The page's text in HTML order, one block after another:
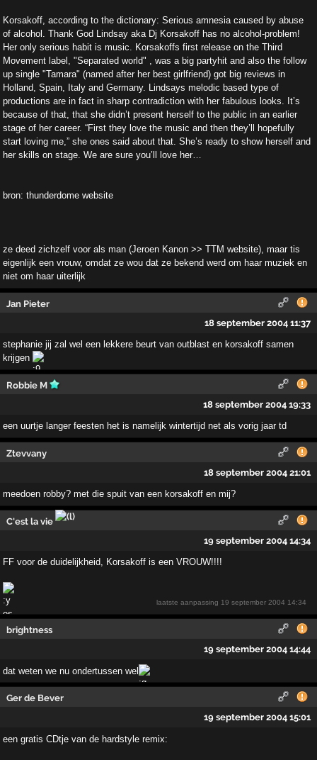
Korsakoff, according to the dictionary: Serious amnesia caused by abuse
of alcohol. Thank God Lindsay aka Dj Korsakoff has no alcohol-problem!
Her only serious habit is music. Korsakoffs first release on the Third
Movement label, "Separated world" , was a big partyhit and also the follow
up single "Tamara" (named after her best girlfriend) got big reviews in
Holland, Spain, Italy and Germany. Lindsays melodic based type of
productions are in fact in sharp contradiction with her fabulous looks. It’s
because of that, that she didn’t present herself to the public in an earlier
stage of her career. “First they love the music and then they’ll hopefully
start loving me,” she ones said about that. She’s ready to show herself and
her skills on stage. We are sure you’ll love her…
bron: thunderdome website
ze deed zichzelf voor als man (Jeroen Kanon >> TTM website), maar tis
eigenlijk een vrouw, omdat ze wou dat ze bekend werd om haar muziek en
niet om haar uiterlijk
Jan Pieter
18 september 2004 11:37
stephanie jij zal wel een lekkere beurt van outblast en korsakoff samen
krijgen
Robbie M
18 september 2004 19:33
een uurtje langer feesten het is namelijk wintertijd net als vorig jaar td
Ztevvany
18 september 2004 21:01
meedoen robby? met die spuit van een korsakoff en mij?
C'est la vie
19 september 2004 14:34
FF voor de duidelijkheid, Korsakoff is een VROUW!!!!
laatste aanpassing 19 september 2004 14:34
brightness
19 september 2004 14:44
dat weten we nu ondertussen wel
Ger de Bever
19 september 2004 15:01
een gratis CDtje van de hardstyle remix: